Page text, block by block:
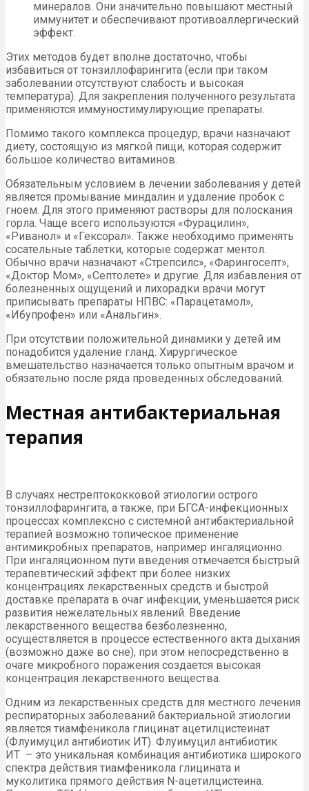
минералов. Они значительно повышают местный
иммунитет и обеспечивают противоаллергический
эффект.
Этих методов будет вполне достаточно, чтобы
избавиться от тонзиллофарингита (если при таком
заболевании отсутствуют слабость и высокая
температура). Для закрепления полученного результата
применяются иммуностимулирующие препараты.
Помимо такого комплекса процедур, врачи назначают
диету, состоящую из мягкой пищи, которая содержит
большое количество витаминов.
Обязательным условием в лечении заболевания у детей
является промывание миндалин и удаление пробок с
гноем. Для этого применяют растворы для полоскания
горла. Чаще всего используются «Фурацилин»,
«Риванол» и «Гексорал». Также необходимо применять
сосательные таблетки, которые содержат ментол.
Обычно врачи назначают «Стрепсилс», «Фарингосепт»,
«Доктор Мом», «Септолете» и другие. Для избавления от
болезненных ощущений и лихорадки врачи могут
приписывать препараты НПВС: «Парацетамол»,
«Ибупрофен» или «Анальгин».
При отсутствии положительной динамики у детей им
понадобится удаление гланд. Хирургическое
вмешательство назначается только опытным врачом и
обязательно после ряда проведенных обследований.
Местная антибактериальная
терапия
В случаях нестрептококковой этиологии острого
тонзиллофарингита, а также, при БГСА-инфекционных
процессах комплексно с системной антибактериальной
терапией возможно топическое применение
антимикробных препаратов, например ингаляционно.
При ингаляционном пути введения отмечается быстрый
терапевтический эффект при более низких
концентрациях лекарственных средств и быстрой
доставке препарата в очаг инфекции, уменьшается риск
развития нежелательных явлений. Введение
лекарственного вещества безболезненно,
осуществляется в процессе естественного акта дыхания
(возможно даже во сне), при этом непосредственно в
очаге микробного поражения создается высокая
концентрация лекарственного вещества.
Одним из лекарственных средств для местного лечения
респираторных заболеваний бактериальной этиологии
является тиамфеникола глицинат ацетилцистеинат
(Флуимуцил антибиотик ИТ). Флуимуцил антибиотик
ИТ – это уникальная комбинация антибиотика широкого
спектра действия тиамфеникола глицината и
муколитика прямого действия N-ацетилцистеина.